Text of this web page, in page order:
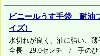
ビニールうす手袋 耐油
イズ）
水切れが良く、油に強い、薄
全長 29.0センチ / 手のひ